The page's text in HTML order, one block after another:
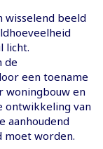
beeld
licht.
de
een toename
woningbouw en
ontwikkeling van
aanhoudend
moet worden.